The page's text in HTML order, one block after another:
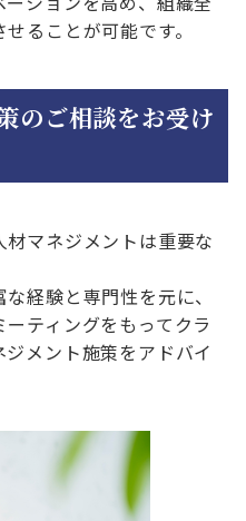
ることが可能です。
のご相談をお受け
マネジメントは重要な
経験と専門性を元に、
ティングをもってクラ
メント施策をアドバイ